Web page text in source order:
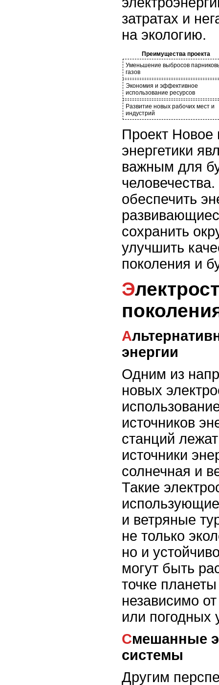
затратах и
на экологию.
Преимущества проекта
Уменьшение выбросов
газов
Экономия и эффективное
использование ресурсов
Развитие новых рабочих мест и
индустрий
Проект Новое
энергетики
важным для
обеспечить
сохранить
улучшить
поколения и
Электростанции нового
Альтернативные источники
энергии
Одним из
новых
источников
станций
источники
солнечная и
Такие
и ветряные
не только
но и
могут быть
точке
независимо
или погодных
Смешанные энергетические
системы
Другим